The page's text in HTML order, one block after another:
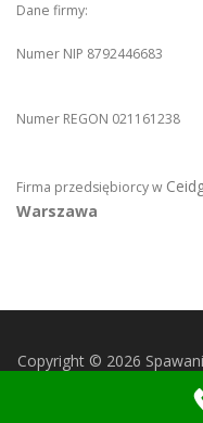
Dane firmy:
Numer NIP 8792446683
Numer REGON 021161238
Firma przedsiębiorcy w
Warszawa
Copyright © 2026